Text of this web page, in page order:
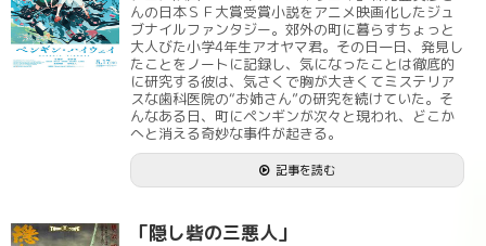
んの日本ＳＦ大賞受賞小説をアニメ映画化したジュ
ブナイルファンタジー。郊外の町に暮らすちょっと
大人びた小学4年生アオヤマ君。その日一日、発見し
たことをノートに記録し、気になったことは徹底的
に研究する彼は、気さくで胸が大きくてミステリア
スな歯科医院の“お姉さん”の研究を続けていた。そ
んなある日、町にペンギンが次々と現われ、どこか
へと消える奇妙な事件が起きる。
記事を読む
「隠し砦の三悪人」